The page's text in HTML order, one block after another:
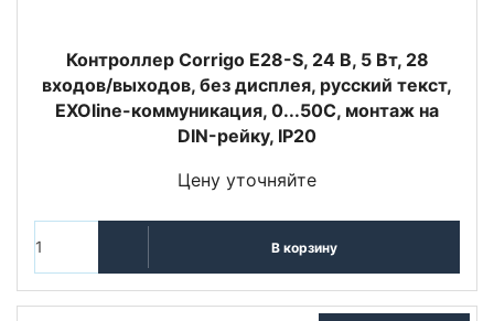
Контроллер Corrigo Е28-S, 24 В, 5 Вт, 28
входов/выходов, без дисплея, русский текст,
EXOline-коммуникация, 0...50С, монтаж на
DIN-рейку, IP20
Цену уточняйте
В корзину